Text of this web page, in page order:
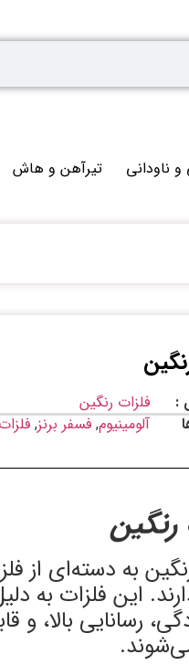
ناودانی تیرآهن و هاش
:
فلزات رنگین
آلومینیوم,فسفر برنز,
رنگین
به دسته‌ای از
این فلزات به
رسانایی بالا، و